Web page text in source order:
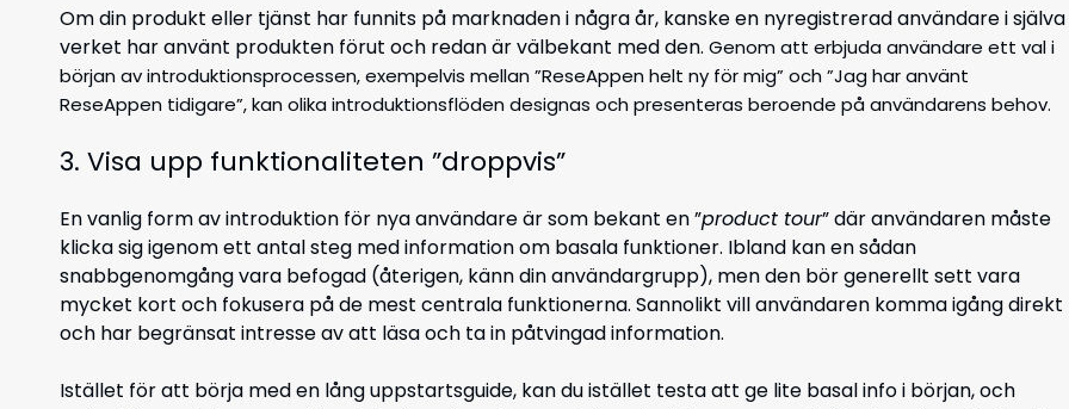
Om din produkt eller tjänst har funnits på marknaden i några år, kanske en nyregistrerad användare i själva
verket har använt produkten förut och redan är välbekant med den. Genom att erbjuda användare ett val i
början av introduktionsprocessen, exempelvis mellan ”ReseAppen helt ny för mig” och ”Jag har använt
ReseAppen tidigare”, kan olika introduktionsflöden designas och presenteras beroende på användarens behov.
3. Visa upp funktionaliteten ”droppvis”
En vanlig form av introduktion för nya användare är som bekant en ”product tour” där användaren måste
klicka sig igenom ett antal steg med information om basala funktioner. Ibland kan en sådan
snabbgenomgång vara befogad (återigen, känn din användargrupp), men den bör generellt sett vara
mycket kort och fokusera på de mest centrala funktionerna. Sannolikt vill användaren komma igång direkt
och har begränsat intresse av att läsa och ta in påtvingad information.
Istället för att börja med en lång uppstartsguide, kan du istället testa att ge lite basal info i början, och